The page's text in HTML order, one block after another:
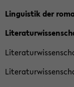
Linguistik der